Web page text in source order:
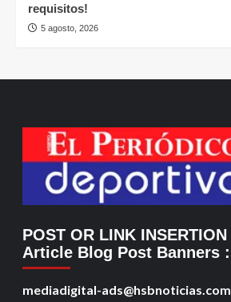
requisitos!
5 agosto, 2026
POST OR LINK INSERTION
Article Blog Post Banners :
mediadigital-ads@hsbnoticias.com